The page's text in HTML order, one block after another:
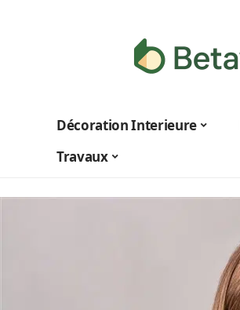
Décoration Interieure
Travaux